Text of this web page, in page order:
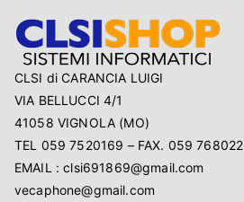
CLSI di CARANCIA LUIGI
VIA BELLUCCI 4/1
41058 VIGNOLA (MO)
TEL 059 7520169 – FAX. 059 768022
EMAIL : clsi691869@gmail.com
vecaphone@gmail.com